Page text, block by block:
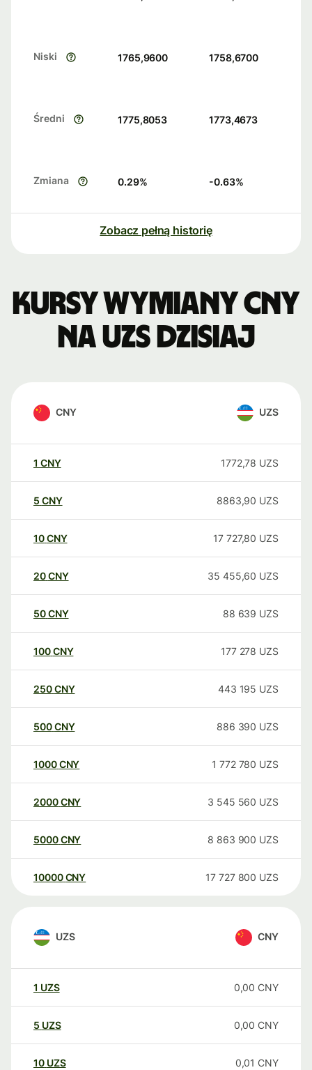
Niski 1765,9600 1758,6700
Średni 1775,8053 1773,4673
Zmiana 0.29% -0.63%
Zobacz pełną historię
Kursy wymiany CNY
na UZS dzisiaj
CNY UZS
1 CNY 1772,78 UZS
5 CNY 8863,90 UZS
10CNY 17 727,80 UZS
20CNY 35 455,60 UZS
50CNY 88 639 UZS
100CNY 177 278 UZS
250CNY 443 195 UZS
500CNY 886 390 UZS
1000CNY 1 772 780 UZS
2000CNY 3 545 560 UZS
5000CNY 8 863 900 UZS
10000 CNY 17 727 800 UZS
UZS CNY
1 UZS 0,00 CNY
5 UZS 0,00 CNY
10 UZS 0,01 CNY